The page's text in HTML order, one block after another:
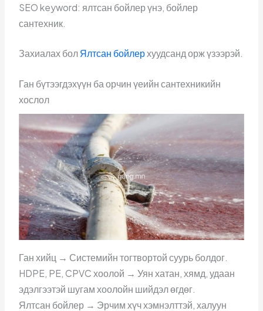
SEO keyword: ялтсан бойлер үнэ, бойлер
сантехник.
Захиалах бол Ялтсан бойлерхуудсанд орж үзээрэй.
Ган бүтээгдэхүүн ба орчин үеийн сантехникийн
хослол
Ган хийц → Системийн тогтвортой суурь болдог.
HDPE, PE, CPVC хоолой → Уян хатан, хямд, удаан
эдэлгээтэй шугам хоолойн шийдэл өгдөг.
Ялтсан бойлер → Эрчим хүч хэмнэлттэй, халуун